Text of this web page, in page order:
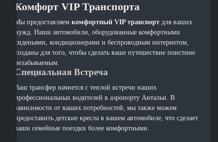
Комфорт VIP Транспорта
Мы предоставляемкомфортный VIP транспорт для ваших
нужд. Наши автомобили, оборудованные комфортными
сиденьями, кондиционерами и беспроводным интернетом,
созданы для того, чтобы сделать ваше путешествие поистине
незабываемым.
Специальная Встреча
Ваш трансфер начнется с теплой встречи наших
профессиональных водителей в аэропорту Антальи. В
зависимости от ваших потребностей, мы также можем
предоставить детские кресла в вашем автомобиле, что сделает
ваши семейные поездки более комфортными.